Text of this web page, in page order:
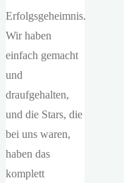
Erfolgsgeheimnis.
Wir haben
einfach gemacht
und
draufgehalten,
und die Stars, die
bei uns waren,
haben das
komplett